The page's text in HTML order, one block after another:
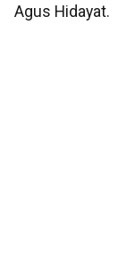
Agus Hidayat.